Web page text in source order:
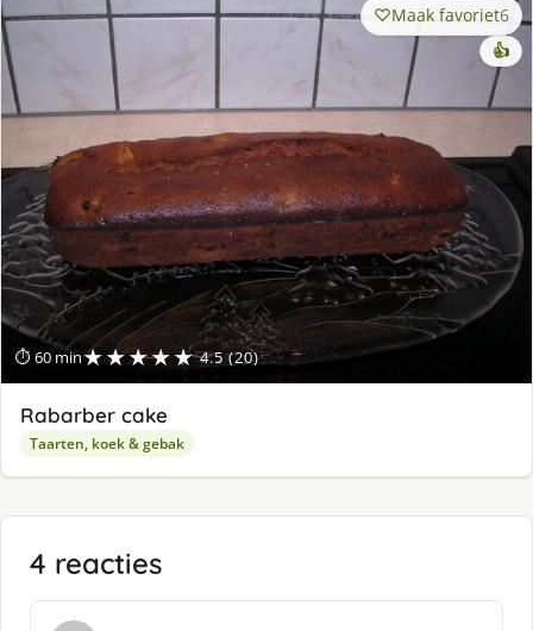
⏱ 60 min★★★★★ 4.5 (20)
Maak favoriet6
👍
Rabarber cake
Taarten, koek & gebak
4 reacties